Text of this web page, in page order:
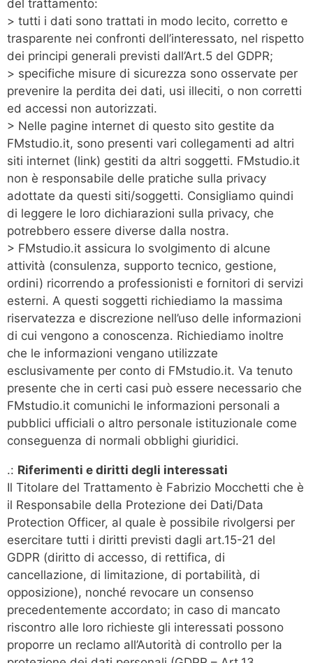
del trattamento:
> tutti i dati sono trattati in modo lecito, corretto e
trasparente nei confronti dell’interessato, nel rispetto
dei principi generali previsti dall’Art.5 del GDPR;
> specifiche misure di sicurezza sono osservate per
prevenire la perdita dei dati, usi illeciti, o non corretti
ed accessi non autorizzati.
> Nelle pagine internet di questo sito gestite da
FMstudio.it, sono presenti vari collegamenti ad altri
siti internet (link) gestiti da altri soggetti. FMstudio.it
non è responsabile delle pratiche sulla privacy
adottate da questi siti/soggetti. Consigliamo quindi
di leggere le loro dichiarazioni sulla privacy, che
potrebbero essere diverse dalla nostra.
> FMstudio.it assicura lo svolgimento di alcune
attività (consulenza, supporto tecnico, gestione,
ordini) ricorrendo a professionisti e fornitori di servizi
esterni. A questi soggetti richiediamo la massima
riservatezza e discrezione nell’uso delle informazioni
di cui vengono a conoscenza. Richiediamo inoltre
che le informazioni vengano utilizzate
esclusivamente per conto di FMstudio.it. Va tenuto
presente che in certi casi può essere necessario che
FMstudio.it comunichi le informazioni personali a
pubblici ufficiali o altro personale istituzionale come
conseguenza di normali obblighi giuridici.
.: Riferimenti e diritti degli interessati
Il Titolare del Trattamento è Fabrizio Mocchetti che è
il Responsabile della Protezione dei Dati/Data
Protection Officer, al quale è possibile rivolgersi per
esercitare tutti i diritti previsti dagli art.15-21 del
GDPR (diritto di accesso, di rettifica, di
cancellazione, di limitazione, di portabilità, di
opposizione), nonché revocare un consenso
precedentemente accordato; in caso di mancato
riscontro alle loro richieste gli interessati possono
proporre un reclamo all’Autorità di controllo per la